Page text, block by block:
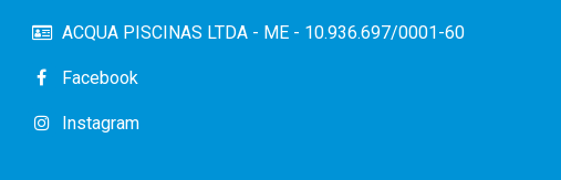
ACQUA PISCINAS LTDA - ME - 10.936.697/0001-60
Facebook
Instagram